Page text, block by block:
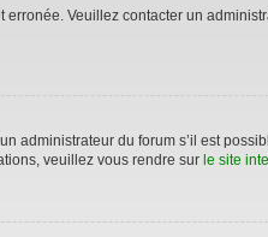
Veuillez contacter un
administrateur du forum s’il est
veuillez vous rendre sur le site